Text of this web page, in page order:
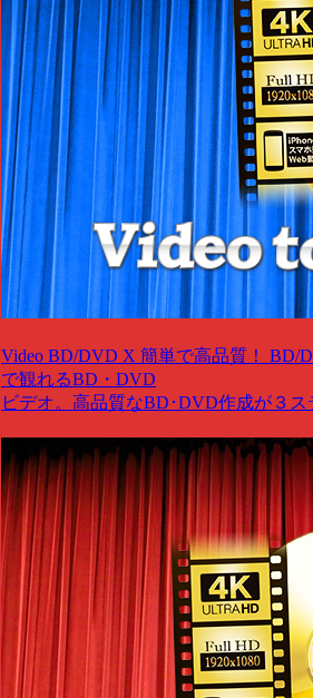
Video BD/DVD X 簡単で高品質！ BD/
で観れるBD・DVD
ビデオ。高品質なBD･DVD作成が３ス